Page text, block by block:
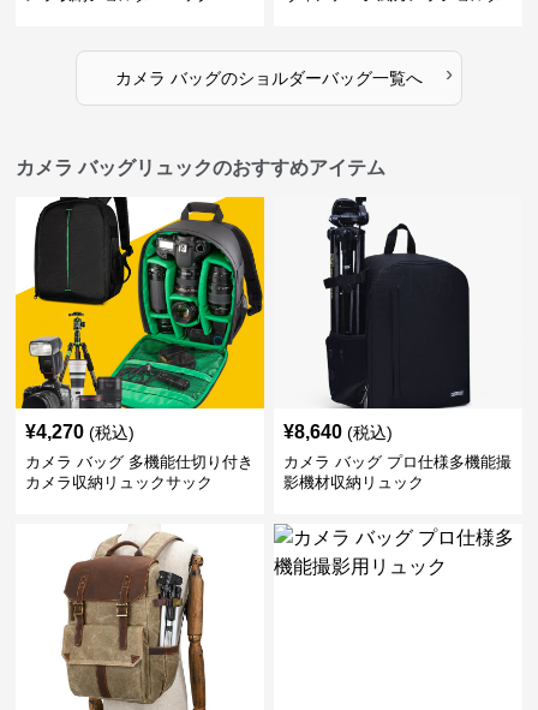
カメラ バッグのショルダーバッグ一覧へ ›
カメラ バッグリュックのおすすめアイテム
¥4,270 (税込)
カメラ バッグ 多機能仕切り付き
カメラ収納リュックサック
¥8,640 (税込)
カメラ バッグ プロ仕様多機能撮
影機材収納リュック